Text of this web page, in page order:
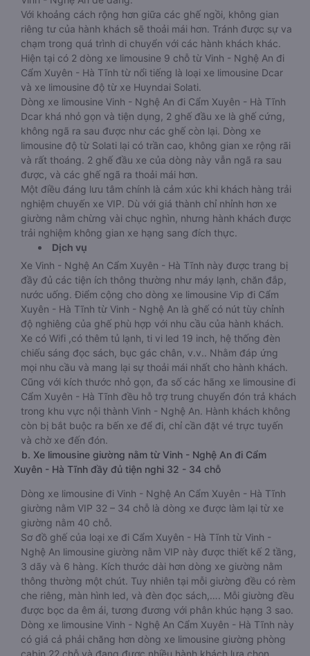
Với khoảng cách rộng hơn giữa các ghế ngồi, không gian
riêng tư của hành khách sẽ thoải mái hơn. Tránh được sự va
chạm trong quá trình di chuyển với các hành khách khác.
Hiện tại có 2 dòng xe limousine 9 chỗ từ Vinh - Nghệ An đi
Cẩm Xuyên - Hà Tĩnh từ nổi tiếng là loại xe limousine Dcar
và xe limousine độ từ xe Huyndai Solati.
Dòng xe limousine Vinh - Nghệ An đi Cẩm Xuyên - Hà Tĩnh
Dcar khá nhỏ gọn và tiện dụng, 2 ghế đầu xe là ghế cứng,
không ngã ra sau được như các ghế còn lại. Dòng xe
limousine độ từ Solati lại có trần cao, không gian xe rộng rãi
và rất thoáng. 2 ghế đầu xe của dòng này vẫn ngã ra sau
được, và các ghế ngã ra thoải mái hơn.
Một điều đáng lưu tâm chính là cảm xúc khi khách hàng trải
nghiệm chuyến xe VIP. Dù với giá thành chỉ nhỉnh hơn xe
giường nằm chừng vài chục nghìn, nhưng hành khách được
trải nghiệm không gian xe hạng sang đích thực.
Dịch vụ
Xe Vinh - Nghệ An Cẩm Xuyên - Hà Tĩnh này được trang bị
đầy đủ các tiện ích thông thường như máy lạnh, chăn đắp,
nước uống. Điểm cộng cho dòng xe limousine Vip đi Cẩm
Xuyên - Hà Tĩnh từ Vinh - Nghệ An là ghế có nút tùy chỉnh
độ nghiêng của ghế phù hợp với nhu cầu của hành khách.
Xe có Wifi ,có thêm tủ lạnh, ti vi led 19 inch, hệ thống đèn
chiếu sáng đọc sách, bục gác chân, v.v.. Nhằm đáp ứng
mọi nhu cầu và mang lại sự thoải mái nhất cho hành khách.
Cũng với kích thước nhỏ gọn, đa số các hãng xe limousine đi
Cẩm Xuyên - Hà Tĩnh đều hỗ trợ trung chuyển đón trả khách
trong khu vực nội thành Vinh - Nghệ An. Hành khách không
còn bị bắt buộc ra bến xe để đi, chỉ cần đặt vé trực tuyến
và chờ xe đến đón.
b. Xe limousine giường nằm từ Vinh - Nghệ An đi Cẩm
Xuyên - Hà Tĩnh đầy đủ tiện nghi 32 - 34 chỗ
Dòng xe limousine đi Vinh - Nghệ An Cẩm Xuyên - Hà Tĩnh
giường nằm VIP 32 – 34 chỗ là dòng xe được làm lại từ xe
giường nằm 40 chỗ.
Sơ đồ ghế của loại xe đi Cẩm Xuyên - Hà Tĩnh từ Vinh -
Nghệ An limousine giường nằm VIP này được thiết kế 2 tầng,
3 dãy và 6 hàng. Kích thước dài hơn dòng xe giường nằm
thông thường một chút. Tuy nhiên tại mỗi giường đều có rèm
che riêng, màn hình led, và đèn đọc sách,…. Mỗi giường đều
được bọc da êm ái, tương đương với phân khúc hạng 3 sao.
Dòng xe limousine Vinh - Nghệ An Cẩm Xuyên - Hà Tĩnh này
có giá cả phải chăng hơn dòng xe limousine giường phòng
cabin 22 chỗ và đang được nhiều hành khách lựa chọn.